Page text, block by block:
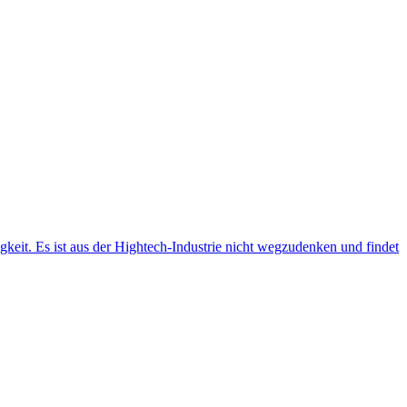
Es ist aus der Hightech-Industrie nicht wegzudenken und findet